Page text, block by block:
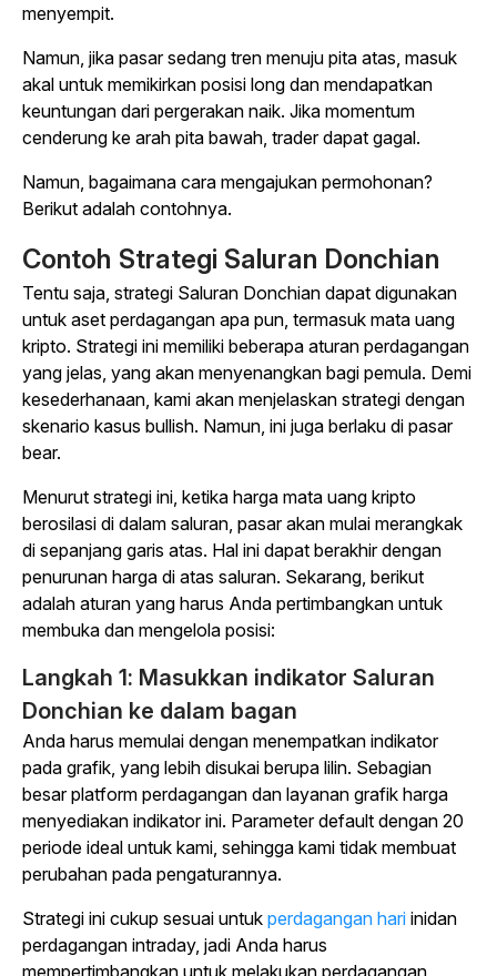
menyempit.
Namun, jika pasar sedang tren menuju pita atas, masuk
akal untuk memikirkan posisi long dan mendapatkan
keuntungan dari pergerakan naik. Jika momentum
cenderung ke arah pita bawah, trader dapat gagal.
Namun, bagaimana cara mengajukan permohonan?
Berikut adalah contohnya.
Contoh Strategi Saluran Donchian
Tentu saja, strategi Saluran Donchian dapat digunakan
untuk aset perdagangan apa pun, termasuk mata uang
kripto. Strategi ini memiliki beberapa aturan perdagangan
yang jelas, yang akan menyenangkan bagi pemula. Demi
kesederhanaan, kami akan menjelaskan strategi dengan
skenario kasus bullish. Namun, ini juga berlaku di pasar
bear.
Menurut strategi ini, ketika harga mata uang kripto
berosilasi di dalam saluran, pasar akan mulai merangkak
di sepanjang garis atas. Hal ini dapat berakhir dengan
penurunan harga di atas saluran. Sekarang, berikut
adalah aturan yang harus Anda pertimbangkan untuk
membuka dan mengelola posisi:
Langkah 1: Masukkan indikator Saluran
Donchian ke dalam bagan
Anda harus memulai dengan menempatkan indikator
pada grafik, yang lebih disukai berupa lilin. Sebagian
besar platform perdagangan dan layanan grafik harga
menyediakan indikator ini. Parameter default dengan 20
periode ideal untuk kami, sehingga kami tidak membuat
perubahan pada pengaturannya.
Strategi ini cukup sesuai untuk perdagangan hari inidan
perdagangan intraday, jadi Anda harus